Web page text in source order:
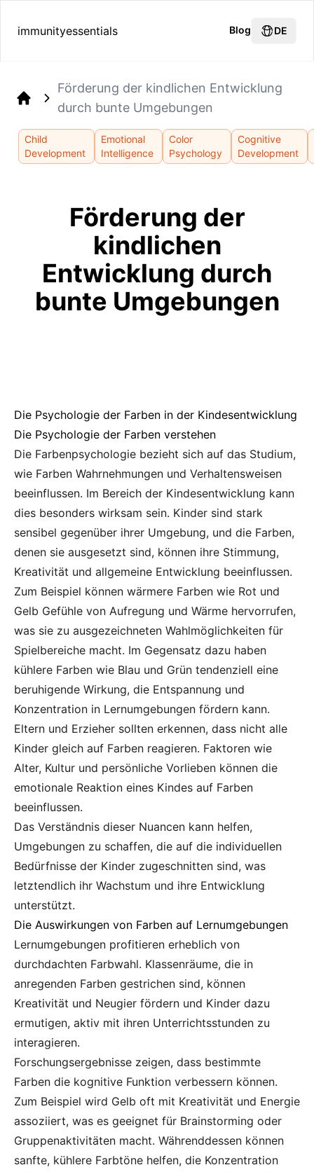
immunityessentials Blog DE
Förderung der kindlichen Entwicklung
durch bunte Umgebungen
Child
Development
Emotional
Intelligence
Color
Psychology
Cognitive
Development
Förderung der
kindlichen
Entwicklung durch
bunte Umgebungen
Die Psychologie der Farben in der Kindesentwicklung
Die Psychologie der Farben verstehen
Die Farbenpsychologie bezieht sich auf das Studium,
wie Farben Wahrnehmungen und Verhaltensweisen
beeinflussen. Im Bereich der Kindesentwicklung kann
dies besonders wirksam sein. Kinder sind stark
sensibel gegenüber ihrer Umgebung, und die Farben,
denen sie ausgesetzt sind, können ihre Stimmung,
Kreativität und allgemeine Entwicklung beeinflussen.
Zum Beispiel können wärmere Farben wie Rot und
Gelb Gefühle von Aufregung und Wärme hervorrufen,
was sie zu ausgezeichneten Wahlmöglichkeiten für
Spielbereiche macht. Im Gegensatz dazu haben
kühlere Farben wie Blau und Grün tendenziell eine
beruhigende Wirkung, die Entspannung und
Konzentration in Lernumgebungen fördern kann.
Eltern und Erzieher sollten erkennen, dass nicht alle
Kinder gleich auf Farben reagieren. Faktoren wie
Alter, Kultur und persönliche Vorlieben können die
emotionale Reaktion eines Kindes auf Farben
beeinflussen.
Das Verständnis dieser Nuancen kann helfen,
Umgebungen zu schaffen, die auf die individuellen
Bedürfnisse der Kinder zugeschnitten sind, was
letztendlich ihr Wachstum und ihre Entwicklung
unterstützt.
Die Auswirkungen von Farben auf Lernumgebungen
Lernumgebungen profitieren erheblich von
durchdachten Farbwahl. Klassenräume, die in
anregenden Farben gestrichen sind, können
Kreativität und Neugier fördern und Kinder dazu
ermutigen, aktiv mit ihren Unterrichtsstunden zu
interagieren.
Forschungsergebnisse zeigen, dass bestimmte
Farben die kognitive Funktion verbessern können.
Zum Beispiel wird Gelb oft mit Kreativität und Energie
assoziiert, was es geeignet für Brainstorming oder
Gruppenaktivitäten macht. Währenddessen können
sanfte, kühlere Farbtöne helfen, die Konzentration